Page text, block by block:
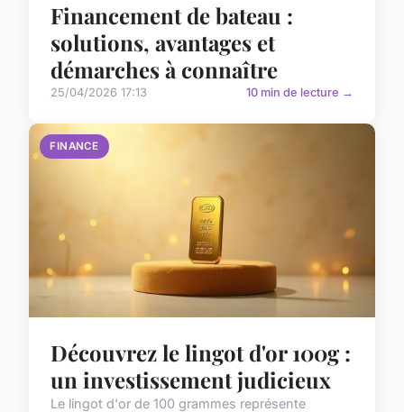
Financement de bateau :
solutions, avantages et
démarches à connaître
25/04/2026 17:13 10 min de lecture →
FINANCE
Découvrez le lingot d'or 100g :
un investissement judicieux
Le lingot d'or de 100 grammes représente